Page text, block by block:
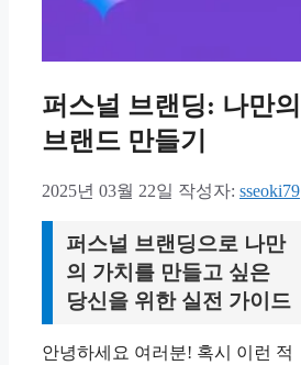
퍼스널 브랜딩: 나만의
브랜드 만들기
2025년 03월 22일 작성자: sseoki79
퍼스널 브랜딩으로 나만
의 가치를 만들고 싶은
당신을 위한 실전 가이드
안녕하세요 여러분! 혹시 이런 적